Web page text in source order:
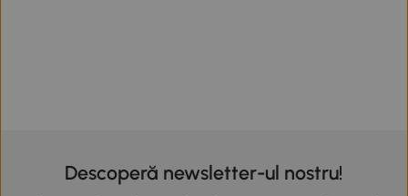
Descoperă newsletter-ul nostru!